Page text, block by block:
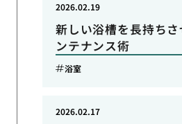
新しい浴槽を長持ち
ンテナンス術
2026.02.19
浴室
2026.02.17